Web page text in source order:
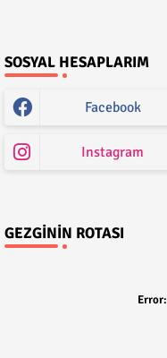
SOSYAL HESAPLARIM
Facebook
Instagram
GEZGININ ROTASI
Error: